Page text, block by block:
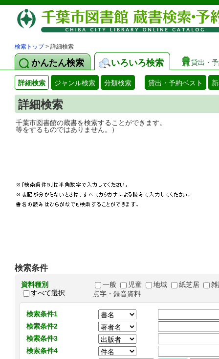
検索トップ> 詳細検索
かんたん検索 いろいろ検索 貸出・
詳細検索 ジャンル検索 分類検索 貸出・予約ベスト
詳細検索
千葉市図書館の蔵書を検索することがで
等をするものではありません。）
検索条件
資料種別
すべて選択
一般 児童 地域 紙芝居
点字・録音資料
検索条件1
検索条件2
検索条件3
検索条件4